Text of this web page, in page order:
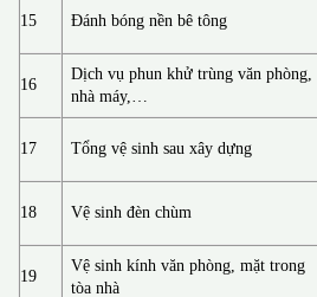
15 Đánh bóng nền bê tông
16
Dịch vụ phun khử trùng văn phòng,
nhà máy,…
17 Tổng vệ sinh sau xây dựng
18 Vệ sinh đèn chùm
19
Vệ sinh kính văn phòng, mặt trong
tòa nhà